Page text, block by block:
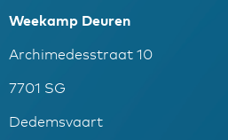
Weekamp Deuren
Archimedesstraat 10
7701 SG
Dedemsvaart